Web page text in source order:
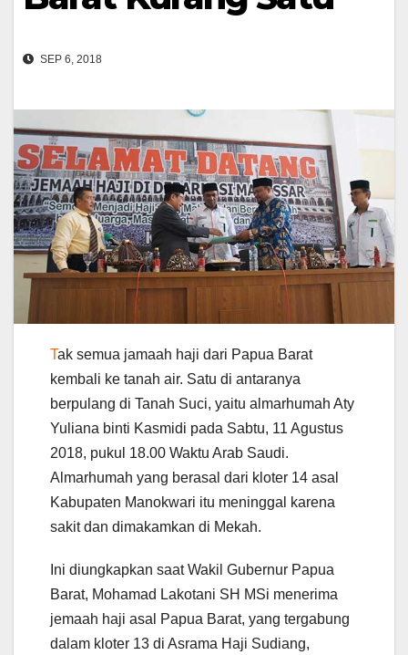
SEP 6, 2018
Tak semua jamaah haji dari Papua Barat
kembali ke tanah air. Satu di antaranya
berpulang di Tanah Suci, yaitu almarhumah Aty
Yuliana binti Kasmidi pada Sabtu, 11 Agustus
2018, pukul 18.00 Waktu Arab Saudi.
Almarhumah yang berasal dari kloter 14 asal
Kabupaten Manokwari itu meninggal karena
sakit dan dimakamkan di Mekah.
Ini diungkapkan saat Wakil Gubernur Papua
Barat, Mohamad Lakotani SH MSi menerima
jemaah haji asal Papua Barat, yang tergabung
dalam kloter 13 di Asrama Haji Sudiang,